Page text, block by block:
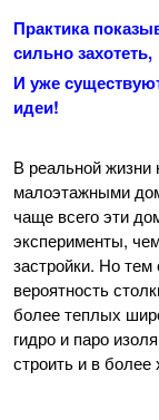
Практика
сильно захотеть,
И уже
идеи!
В реальной жизни
малоэтажными
чаще всего эти
эксперименты,
застройки. Но
вероятность
более теплых
гидро и паро
строить и в